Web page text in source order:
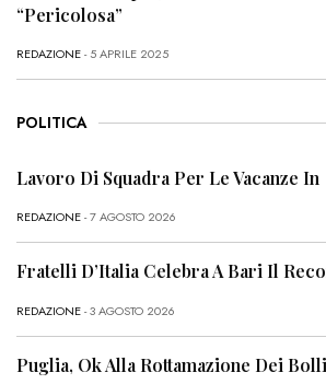
“Pericolosa”
REDAZIONE- 5 APRILE 2025
POLITICA
Lavoro Di Squadra Per Le Vacanze In
REDAZIONE- 7 AGOSTO 2026
Fratelli D’Italia Celebra A Bari Il
REDAZIONE- 3 AGOSTO 2026
Puglia, Ok Alla Rottamazione Dei